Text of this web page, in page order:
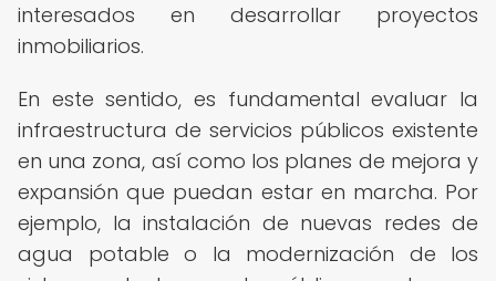
interesados en desarrollar proyectos
inmobiliarios.
En este sentido, es fundamental evaluar la
infraestructura de servicios públicos existente
en una zona, así como los planes de mejora y
expansión que puedan estar en marcha. Por
ejemplo, la instalación de nuevas redes de
agua potable o la modernización de los